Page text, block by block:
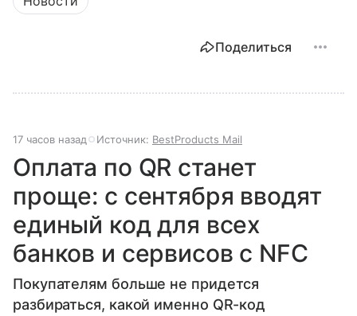
Поделиться
17 часов назад Источник: BestProducts Mail
Оплата по QR станет
проще: с сентября вводят
единый код для всех
банков и сервисов с NFC
Покупателям больше не придется
разбираться, какой именно QR-код